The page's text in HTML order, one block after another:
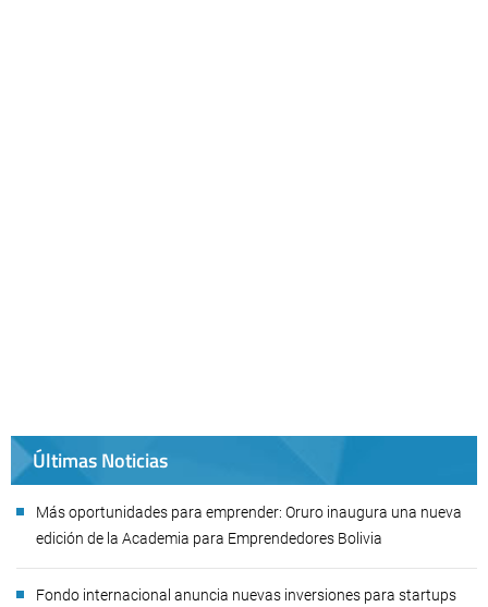
Últimas Noticias
Más oportunidades para emprender: Oruro inaugura una nueva
edición de la Academia para Emprendedores Bolivia
Fondo internacional anuncia nuevas inversiones para startups